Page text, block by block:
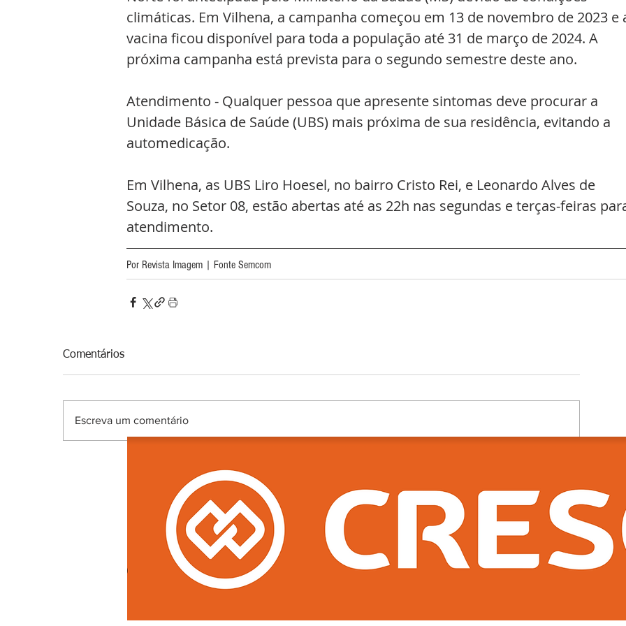
climáticas. Em Vilhena, a campanha começou em 13 de novembro de 2023 e
vacina ficou disponível para toda a população até 31 de março de 2024. A
próxima campanha está prevista para o segundo semestre deste ano.
Atendimento - Qualquer pessoa que apresente sintomas deve procurar a
Unidade Básica de Saúde (UBS) mais próxima de sua residência, evitando a
automedicação.
Em Vilhena, as UBS Liro Hoesel, no bairro Cristo Rei, e Leonardo Alves de
Souza, no Setor 08, estão abertas até as 22h nas segundas e terças-feiras
atendimento.
Por Revista Imagem | Fonte Semcom
Comentários
Escreva um comentário